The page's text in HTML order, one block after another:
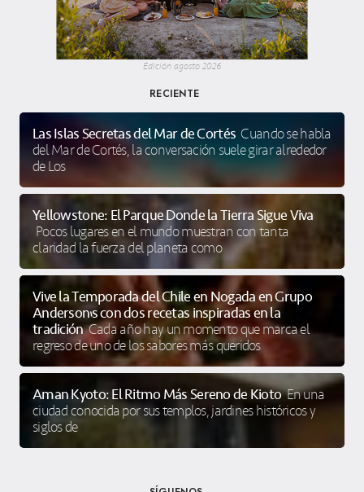
Edición agosto 2026
RECIENTE
Las Islas Secretas del Mar de Cortés Cuando se habla
del Mar de Cortés, la conversación suele girar alrededor
de Los
Yellowstone: El Parque Donde la Tierra Sigue Viva
Pocos lugares en el mundo muestran con tanta
claridad la fuerza del planeta como
Vive la Temporada del Chile en Nogada en Grupo
Anderson’s con dos recetas inspiradas en la
tradición Cada año hay un momento que marca el
regreso de uno de los sabores más queridos
Aman Kyoto: El Ritmo Más Sereno de Kioto En una
ciudad conocida por sus templos, jardines históricos y
siglos de